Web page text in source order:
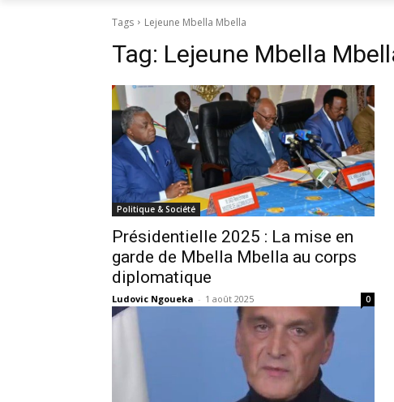
Tags Lejeune Mbella Mbella
Tag: Lejeune Mbella
Politique & Société
Présidentielle 2025 : La mise en
garde de Mbella Mbella au corps
diplomatique
Ludovic Ngoueka - 1 août 2025 0